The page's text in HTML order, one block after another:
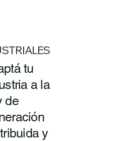
tu
a la
de
y